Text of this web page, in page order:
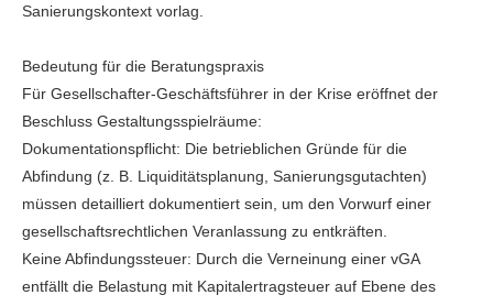
Sanierungskontext vorlag.
Bedeutung für die Beratungspraxis
Für Gesellschafter-Geschäftsführer in der Krise eröffnet der
Beschluss Gestaltungsspielräume:
Dokumentationspflicht: Die betrieblichen Gründe für die
Abfindung (z. B. Liquiditätsplanung, Sanierungsgutachten)
müssen detailliert dokumentiert sein, um den Vorwurf einer
gesellschaftsrechtlichen Veranlassung zu entkräften.
Keine Abfindungssteuer: Durch die Verneinung einer vGA
entfällt die Belastung mit Kapitalertragsteuer auf Ebene des